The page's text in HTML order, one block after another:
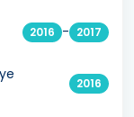
2016 - 2017
2016